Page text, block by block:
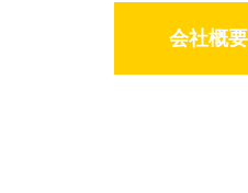
会社概